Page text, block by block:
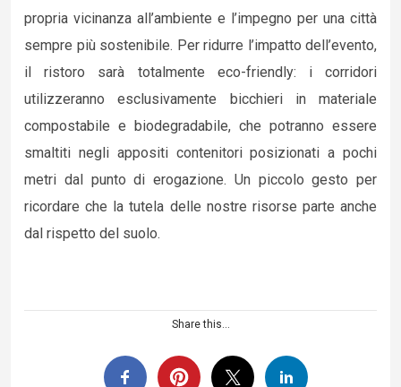
propria vicinanza all’ambiente e l’impegno per una città
sempre più sostenibile. Per ridurre l’impatto dell’evento,
il ristoro sarà totalmente eco-friendly: i corridori
utilizzeranno esclusivamente bicchieri in materiale
compostabile e biodegradabile, che potranno essere
smaltiti negli appositi contenitori posizionati a pochi
metri dal punto di erogazione. Un piccolo gesto per
ricordare che la tutela delle nostre risorse parte anche
dal rispetto del suolo.
Share this...